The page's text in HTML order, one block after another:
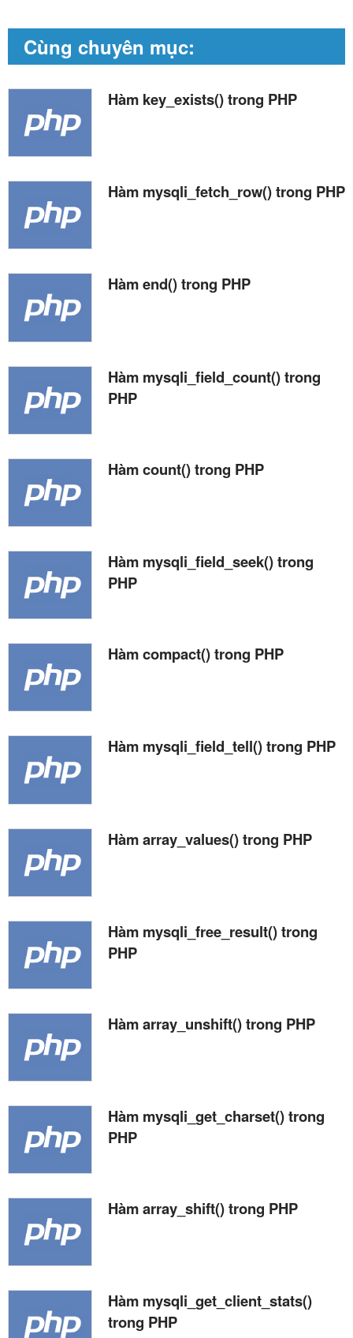
Cùng chuyên mục:
Hàm key_exists() trong PHP
Hàm mysqli_fetch_row() trong PHP
Hàm end() trong PHP
Hàm mysqli_field_count() trong
PHP
Hàm count() trong PHP
Hàm mysqli_field_seek() trong
PHP
Hàm compact() trong PHP
Hàm mysqli_field_tell() trong PHP
Hàm array_values() trong PHP
Hàm mysqli_free_result() trong
PHP
Hàm array_unshift() trong PHP
Hàm mysqli_get_charset() trong
PHP
Hàm array_shift() trong PHP
Hàm mysqli_get_client_stats()
trong PHP